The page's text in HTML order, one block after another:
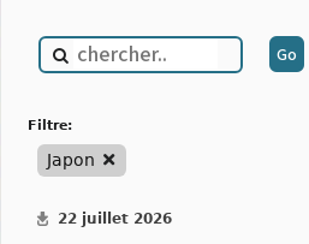
filtre:
Japon
22 juillet 2026